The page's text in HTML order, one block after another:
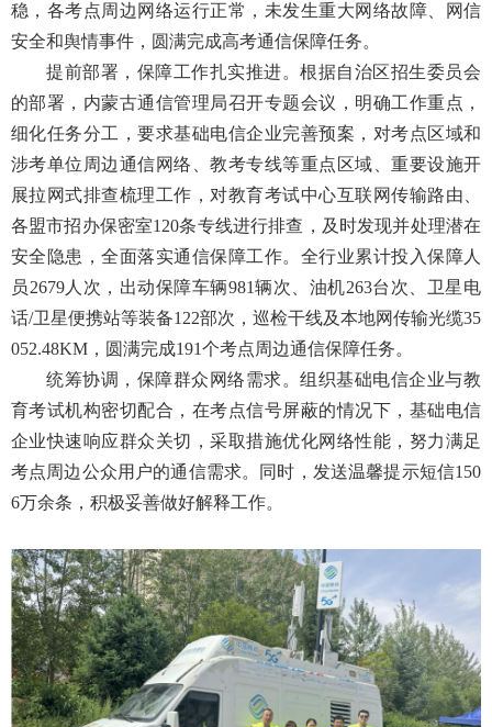
稳，各考点周边网络运行正常，未发生重大网络故障、网信
安全和舆情事件，圆满完成高考通信保障任务。
提前部署，保障工作扎实推进。根据自治区招生委员会
的部署，内蒙古通信管理局召开专题会议，明确工作重点，
细化任务分工，要求基础电信企业完善预案，对考点区域和
涉考单位周边通信网络、教考专线等重点区域、重要设施开
展拉网式排查梳理工作，对教育考试中心互联网传输路由、
各盟市招办保密室120条专线进行排查，及时发现并处理潜在
安全隐患，全面落实通信保障工作。全行业累计投入保障人
员2679人次，出动保障车辆981辆次、油机263台次、卫星电
话/卫星便携站等装备122部次，巡检干线及本地网传输光缆35
052.48KM，圆满完成191个考点周边通信保障任务。
统筹协调，保障群众网络需求。组织基础电信企业与教
育考试机构密切配合，在考点信号屏蔽的情况下，基础电信
企业快速响应群众关切，采取措施优化网络性能，努力满足
考点周边公众用户的通信需求。同时，发送温馨提示短信150
6万余条，积极妥善做好解释工作。